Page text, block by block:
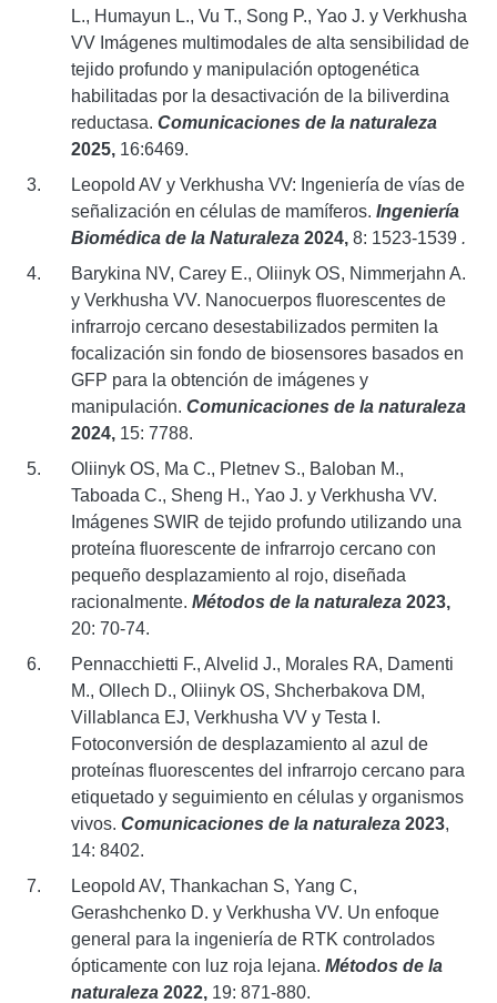
L., Humayun L., Vu T., Song P., Yao J. y Verkhusha
VV Imágenes multimodales de alta sensibilidad de
tejido profundo y manipulación optogenética
habilitadas por la desactivación de la biliverdina
reductasa. Comunicaciones de la naturaleza
2025, 16:6469.
Leopold AV y Verkhusha VV: Ingeniería de vías de
señalización en células de mamíferos. Ingeniería
Biomédica de la Naturaleza 2024, 8: 1523-1539 .
Barykina NV, Carey E., Oliinyk OS, Nimmerjahn A.
y Verkhusha VV. Nanocuerpos fluorescentes de
infrarrojo cercano desestabilizados permiten la
focalización sin fondo de biosensores basados en
GFP para la obtención de imágenes y
manipulación. Comunicaciones de la naturaleza
2024, 15: 7788.
Oliinyk OS, Ma C., Pletnev S., Baloban M.,
Taboada C., Sheng H., Yao J. y Verkhusha VV.
Imágenes SWIR de tejido profundo utilizando una
proteína fluorescente de infrarrojo cercano con
pequeño desplazamiento al rojo, diseñada
racionalmente. Métodos de la naturaleza 2023,
20: 70-74.
Pennacchietti F., Alvelid J., Morales RA, Damenti
M., Ollech D., Oliinyk OS, Shcherbakova DM,
Villablanca EJ, Verkhusha VV y Testa I.
Fotoconversión de desplazamiento al azul de
proteínas fluorescentes del infrarrojo cercano para
etiquetado y seguimiento en células y organismos
vivos. Comunicaciones de la naturaleza 2023,
14: 8402.
Leopold AV, Thankachan S, Yang C,
Gerashchenko D. y Verkhusha VV. Un enfoque
general para la ingeniería de RTK controlados
ópticamente con luz roja lejana. Métodos de la
naturaleza 2022, 19: 871-880.